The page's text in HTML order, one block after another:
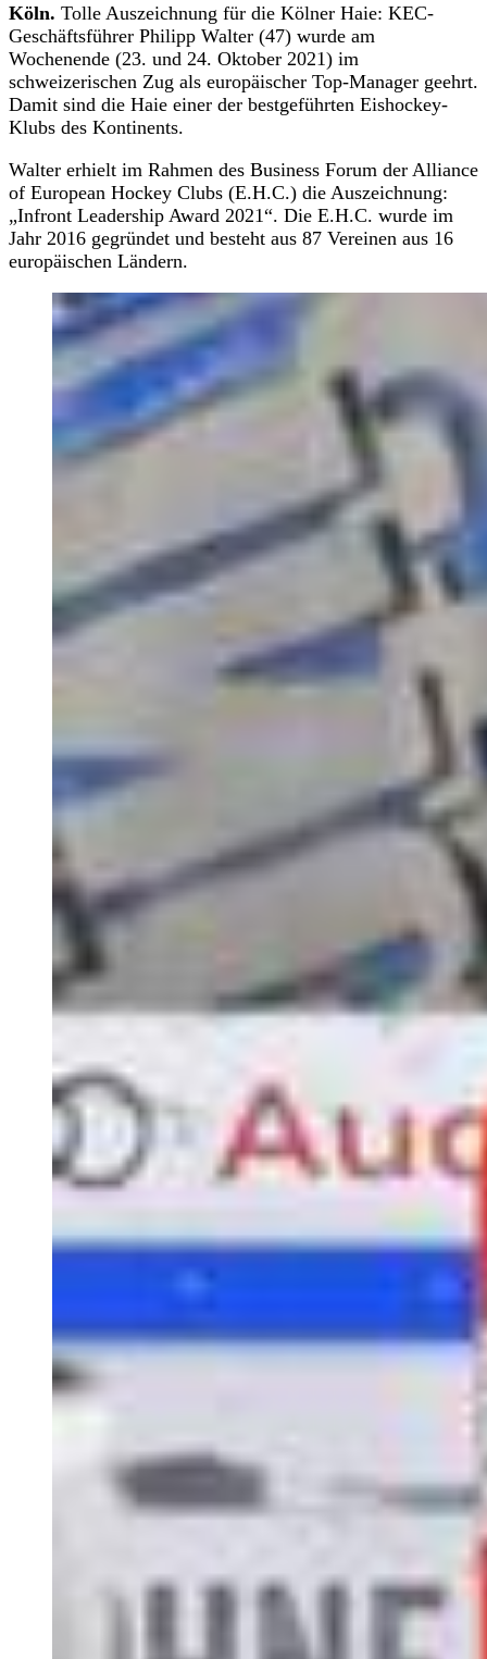
Köln. Tolle Auszeichnung für die Kölner Haie: KEC-
Geschäftsführer Philipp Walter (47) wurde am
Wochenende (23. und 24. Oktober 2021) im
schweizerischen Zug als europäischer Top-Manager geehrt.
Damit sind die Haie einer der bestgeführten Eishockey-
Klubs des Kontinents.
Walter erhielt im Rahmen des Business Forum der Alliance
of European Hockey Clubs (E.H.C.) die Auszeichnung:
„Infront Leadership Award 2021“. Die E.H.C. wurde im
Jahr 2016 gegründet und besteht aus 87 Vereinen aus 16
europäischen Ländern.